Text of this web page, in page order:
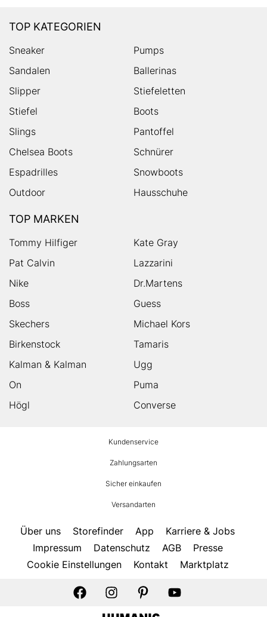
TOP KATEGORIEN
Sneaker
Pumps
Sandalen
Ballerinas
Slipper
Stiefeletten
Stiefel
Boots
Slings
Pantoffel
Chelsea Boots
Schnürer
Espadrilles
Snowboots
Outdoor
Hausschuhe
TOP MARKEN
Tommy Hilfiger
Kate Gray
Pat Calvin
Lazzarini
Nike
Dr.Martens
Boss
Guess
Skechers
Michael Kors
Birkenstock
Tamaris
Kalman & Kalman
Ugg
On
Puma
Högl
Converse
Kundenservice
Zahlungsarten
Sicher einkaufen
Versandarten
Über uns Storefinder App
Karriere & Jobs
Impressum
Datenschutz AGB
Presse
Cookie Einstellungen
Kontakt Marktplatz